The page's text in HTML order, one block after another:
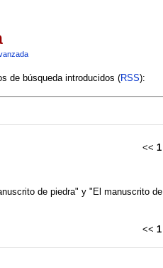
de búsqueda introducidos (RSS):
<< 1
de piedra" y "El manuscrito de
<< 1